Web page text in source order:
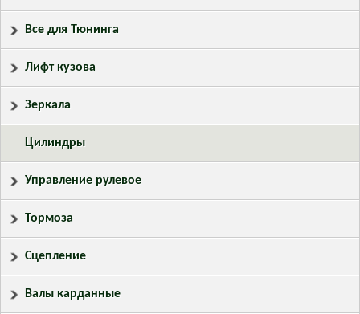
Все для Тюнинга
Лифт кузова
Зеркала
Цилиндры
Управление рулевое
Тормоза
Сцепление
Валы карданные